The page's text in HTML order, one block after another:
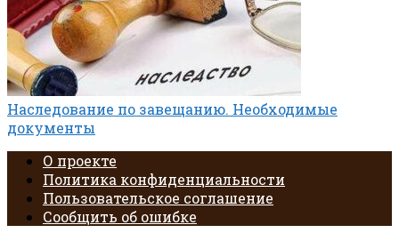
Наследование по завещанию. Необходимые
документы
О проекте
Политика конфиденциальности
Пользовательское соглашение
Сообщить об ошибке